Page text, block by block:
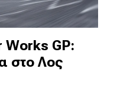
Works GP:
στο Λος